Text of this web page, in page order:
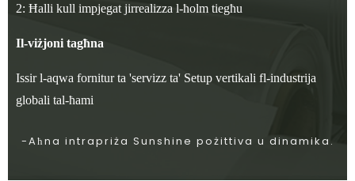
2: Ħalli kull impjegat jirrealizza l-ħolm tiegħu
Il-viżjoni tagħna
Issir l-aqwa fornitur ta 'servizz ta' Setup vertikali fl-industrija
globali tal-ħami
-Aħna intrapriża Sunshine pożittiva u dinamika.